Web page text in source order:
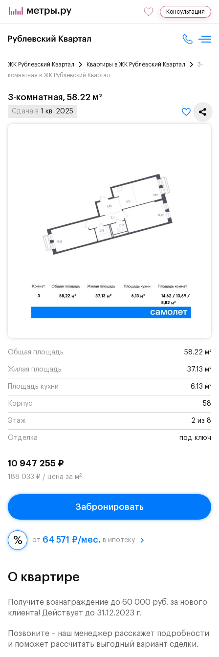
Консультация
ЖК Рублевский Квартал Квартиры в ЖК Рублевский Квартал
3-
комнатная в ЖК Рублевский Квартал
3-комнатная, 58.22 м²
Сдача в 1 кв. 2025
Общая площадь 58.22 м²
Жилая площадь 37.13 м²
Площадь кухни 6.13 м²
Корпус 58
Этаж 2 из 8
Отделка под ключ
10 947 255 ₽
188 033 ₽ / цена за м2
Забронировать
от 64 571 ₽/мес. в ипотеку
О квартире
Получите вознаграждение до 60 000 руб. за нового
клиента! Действует до 31.12.2023 г.
Позвоните – наш менеджер расскажет подробности
и поможет рассчитать выгодный вариант сделки.